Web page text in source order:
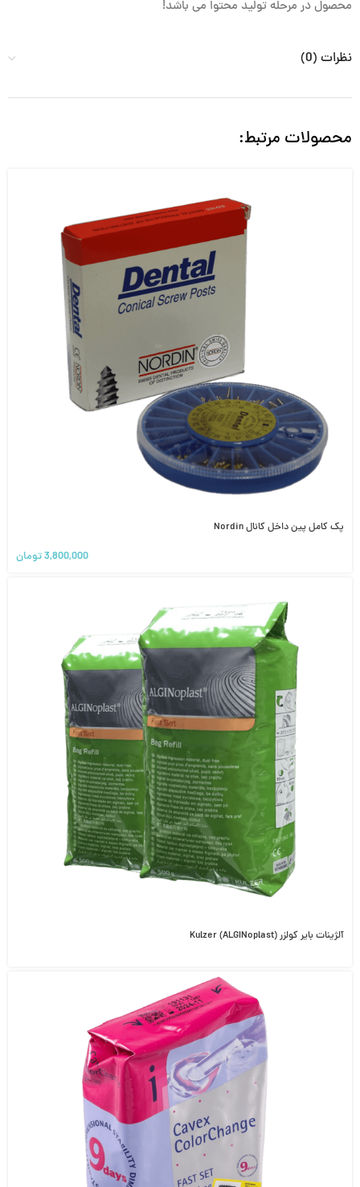
محصول در مرحله تولید محتوا می باشد!
نظرات (0)
محصولات مرتبط:
پک کامل پین داخل کانال Nordin
3,800,000تومان
آلژینات بایر کولزر Kulzer (ALGINoplast)